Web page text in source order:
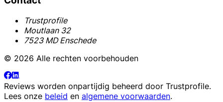
Trustprofile
Moutlaan 32
7523 MD Enschede
© 2026 Alle rechten voorbehouden
Reviews worden onpartijdig beheerd door Trustprofile.
Lees onze beleid en algemene voorwaarden.